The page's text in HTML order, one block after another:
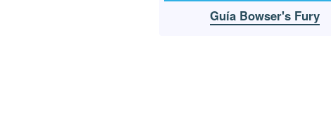
Guía Bowser's Fury